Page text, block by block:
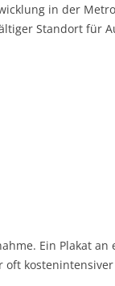
in der
Standort für
Ein Plakat an